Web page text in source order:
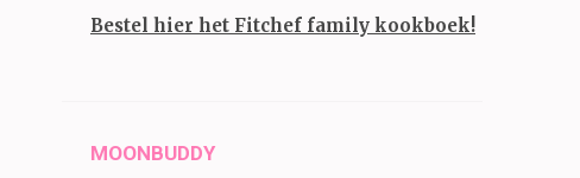
Bestel hier het Fitchef family kookboek!
MOONBUDDY